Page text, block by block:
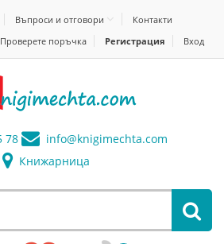
Въпроси и отговори
Контакти
Проверете поръчка Регистрация Вход
78 info@knigimechta.com
Книжарница